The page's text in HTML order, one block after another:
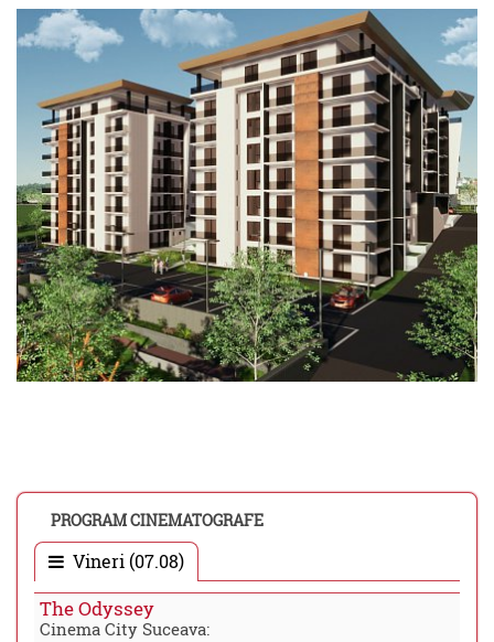
PROGRAM CINEMATOGRAFE
Vineri (07.08)
The Odyssey
Cinema City Suceava: